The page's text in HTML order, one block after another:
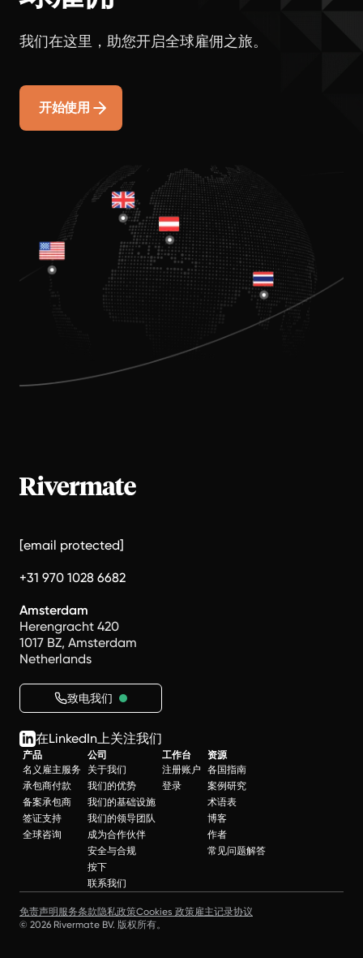
我们在这里，助您开启全球雇佣之旅。
开始使用
[email protected]
+31 970 1028 6682
Amsterdam
Herengracht 420
1017 BZ, Amsterdam
Netherlands
致电我们
在LinkedIn上关注我们
产品
名义雇主服务
承包商付款
备案承包商
签证支持
全球咨询
公司
关于我们
我们的优势
我们的基础设施
我们的领导团队
成为合作伙伴
安全与合规
按下
联系我们
工作台
注册账户
登录
资源
各国指南
案例研究
术语表
博客
作者
常见问题解答
免责声明服务条款隐私政策Cookies 政策雇主记录协议
© 2026 Rivermate BV. 版权所有。